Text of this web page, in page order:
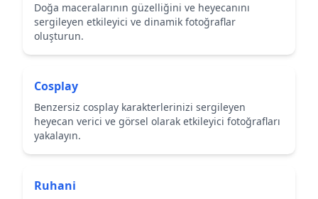
Doğa maceralarının güzelliğini ve heyecanını
sergileyen etkileyici ve dinamik fotoğraflar
oluşturun.
Cosplay
Benzersiz cosplay karakterlerinizi sergileyen
heyecan verici ve görsel olarak etkileyici fotoğrafları
yakalayın.
Ruhani